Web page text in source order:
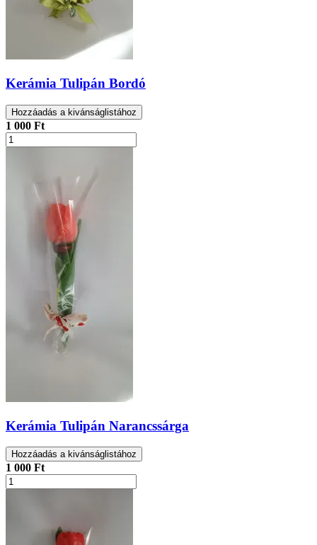
Kerámia Tulipán Bordó
Hozzáadás a kivánságlistához
1 000 Ft
Kerámia Tulipán Narancssárga
Hozzáadás a kivánságlistához
1 000 Ft